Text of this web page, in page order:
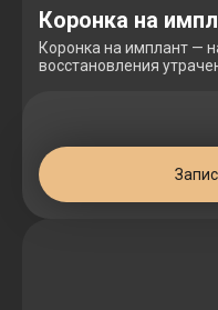
Коронка на
Коронка на имплант —
восстановления